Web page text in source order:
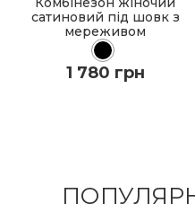
сатиновий під шовк з
мереживом
1 780 грн